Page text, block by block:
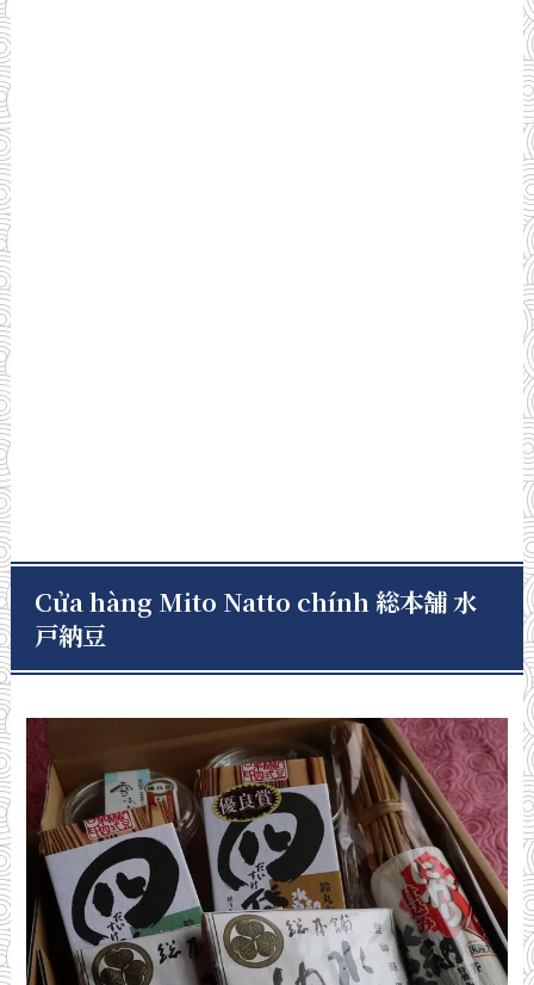
Cửa hàng Mito Natto chính 総本舗 水
戸納豆